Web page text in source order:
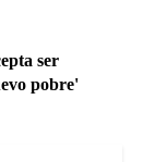
ser
pobre'